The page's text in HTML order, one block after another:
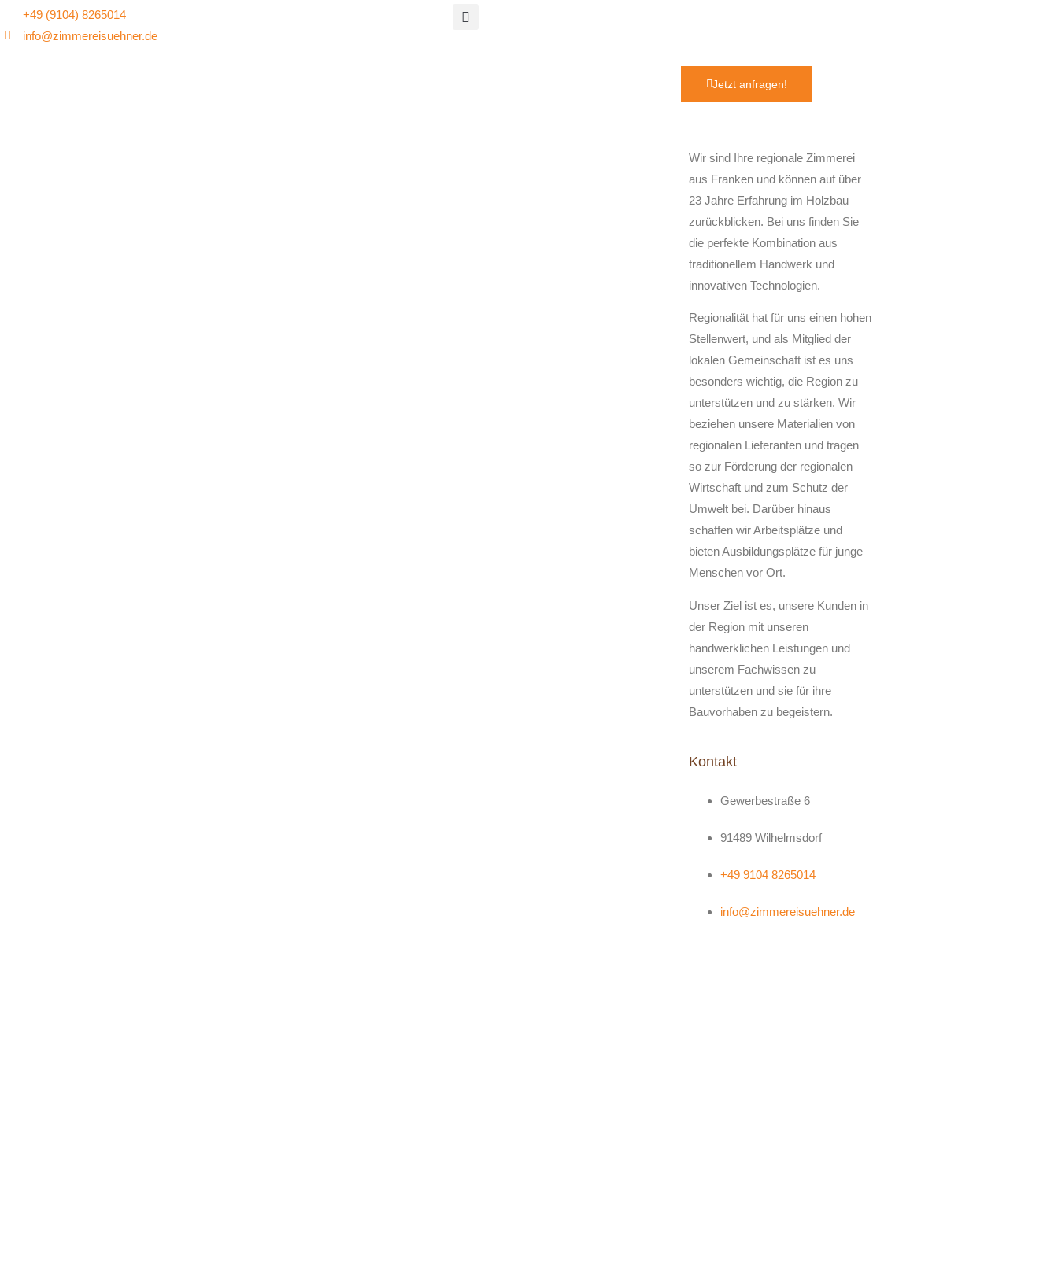
+49 (9104) 8265014
info@zimmereisuehner.de
Jetzt anfragen!
Wir sind Ihre regionale Zimmerei
aus Franken und können auf über
23 Jahre Erfahrung im Holzbau
zurückblicken. Bei uns finden Sie
die perfekte Kombination aus
traditionellem Handwerk und
innovativen Technologien.
Regionalität hat für uns einen hohen
Stellenwert, und als Mitglied der
lokalen Gemeinschaft ist es uns
besonders wichtig, die Region zu
unterstützen und zu stärken. Wir
beziehen unsere Materialien von
regionalen Lieferanten und tragen
so zur Förderung der regionalen
Wirtschaft und zum Schutz der
Umwelt bei. Darüber hinaus
schaffen wir Arbeitsplätze und
bieten Ausbildungsplätze für junge
Menschen vor Ort.
Unser Ziel ist es, unsere Kunden in
der Region mit unseren
handwerklichen Leistungen und
unserem Fachwissen zu
unterstützen und sie für ihre
Bauvorhaben zu begeistern.
Kontakt
Gewerbestraße 6
91489 Wilhelmsdorf
+49 9104 8265014
info@zimmereisuehner.de